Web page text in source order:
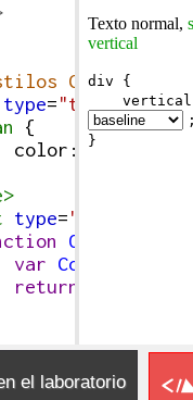
CSS -->
type="text/css">
{
color : #090
>
type="text/
var Combo
return
CambiarVA()
document.
el laboratorio